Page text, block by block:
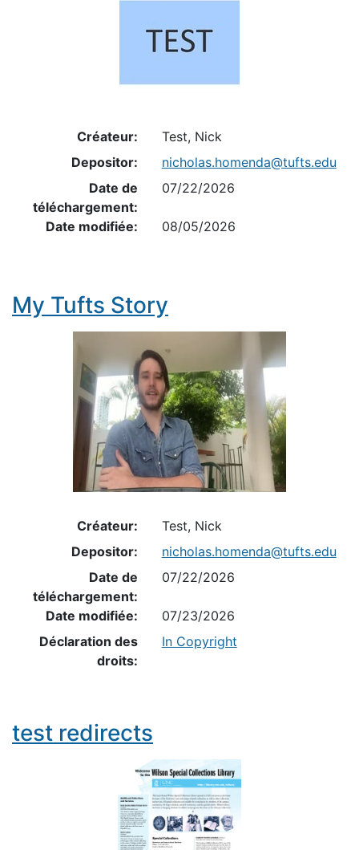
Créateur:
Test, Nick
Depositor:
nicholas.homenda@tufts.edu
Date de
téléchargement:
07/22/2026
Date modifiée: 08/05/2026
My Tufts Story
Créateur:
Test, Nick
Depositor:
nicholas.homenda@tufts.edu
Date de
téléchargement:
07/22/2026
Date modifiée:
07/23/2026
Déclaration des
droits:
In Copyright
test redirects